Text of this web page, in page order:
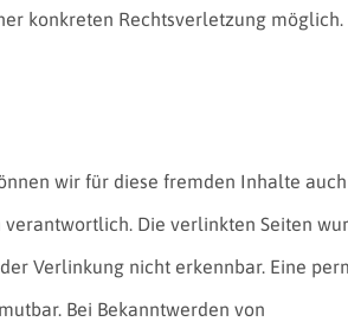
konkreten Rechtsverletzung möglich.
wir für diese fremden Inhalte
Die verlinkten Seiten
Verlinkung nicht erkennbar. Eine
Bei Bekanntwerden von